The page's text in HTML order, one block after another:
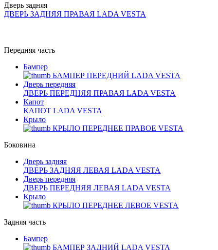
Дверь задняя
ДВЕРЬ ЗАДНЯЯ ПРАВАЯ LADA VESTA
Передняя часть
Бампер
БАМПЕР ПЕРЕДНИЙ LADA VESTA
Дверь передняя
ДВЕРЬ ПЕРЕДНЯЯ ПРАВАЯ LADA VESTA
Капот
КАПОТ LADA VESTA
Крыло
КРЫЛО ПЕРЕДНЕЕ ПРАВОЕ VESTA
Боковина
Дверь задняя
ДВЕРЬ ЗАДНЯЯ ЛЕВАЯ LADA VESTA
Дверь передняя
ДВЕРЬ ПЕРЕДНЯЯ ЛЕВАЯ LADA VESTA
Крыло
КРЫЛО ПЕРЕДНЕЕ ЛЕВОЕ VESTA
Задняя часть
Бампер
БАМПЕР ЗАДНИЙ LADA VESTA